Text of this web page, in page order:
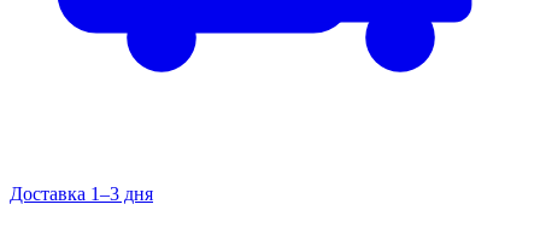
Доставка 1–3 дня